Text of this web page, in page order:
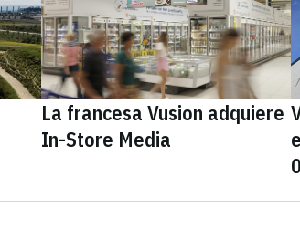
La francesa Vusion adquiere
In-Store Media